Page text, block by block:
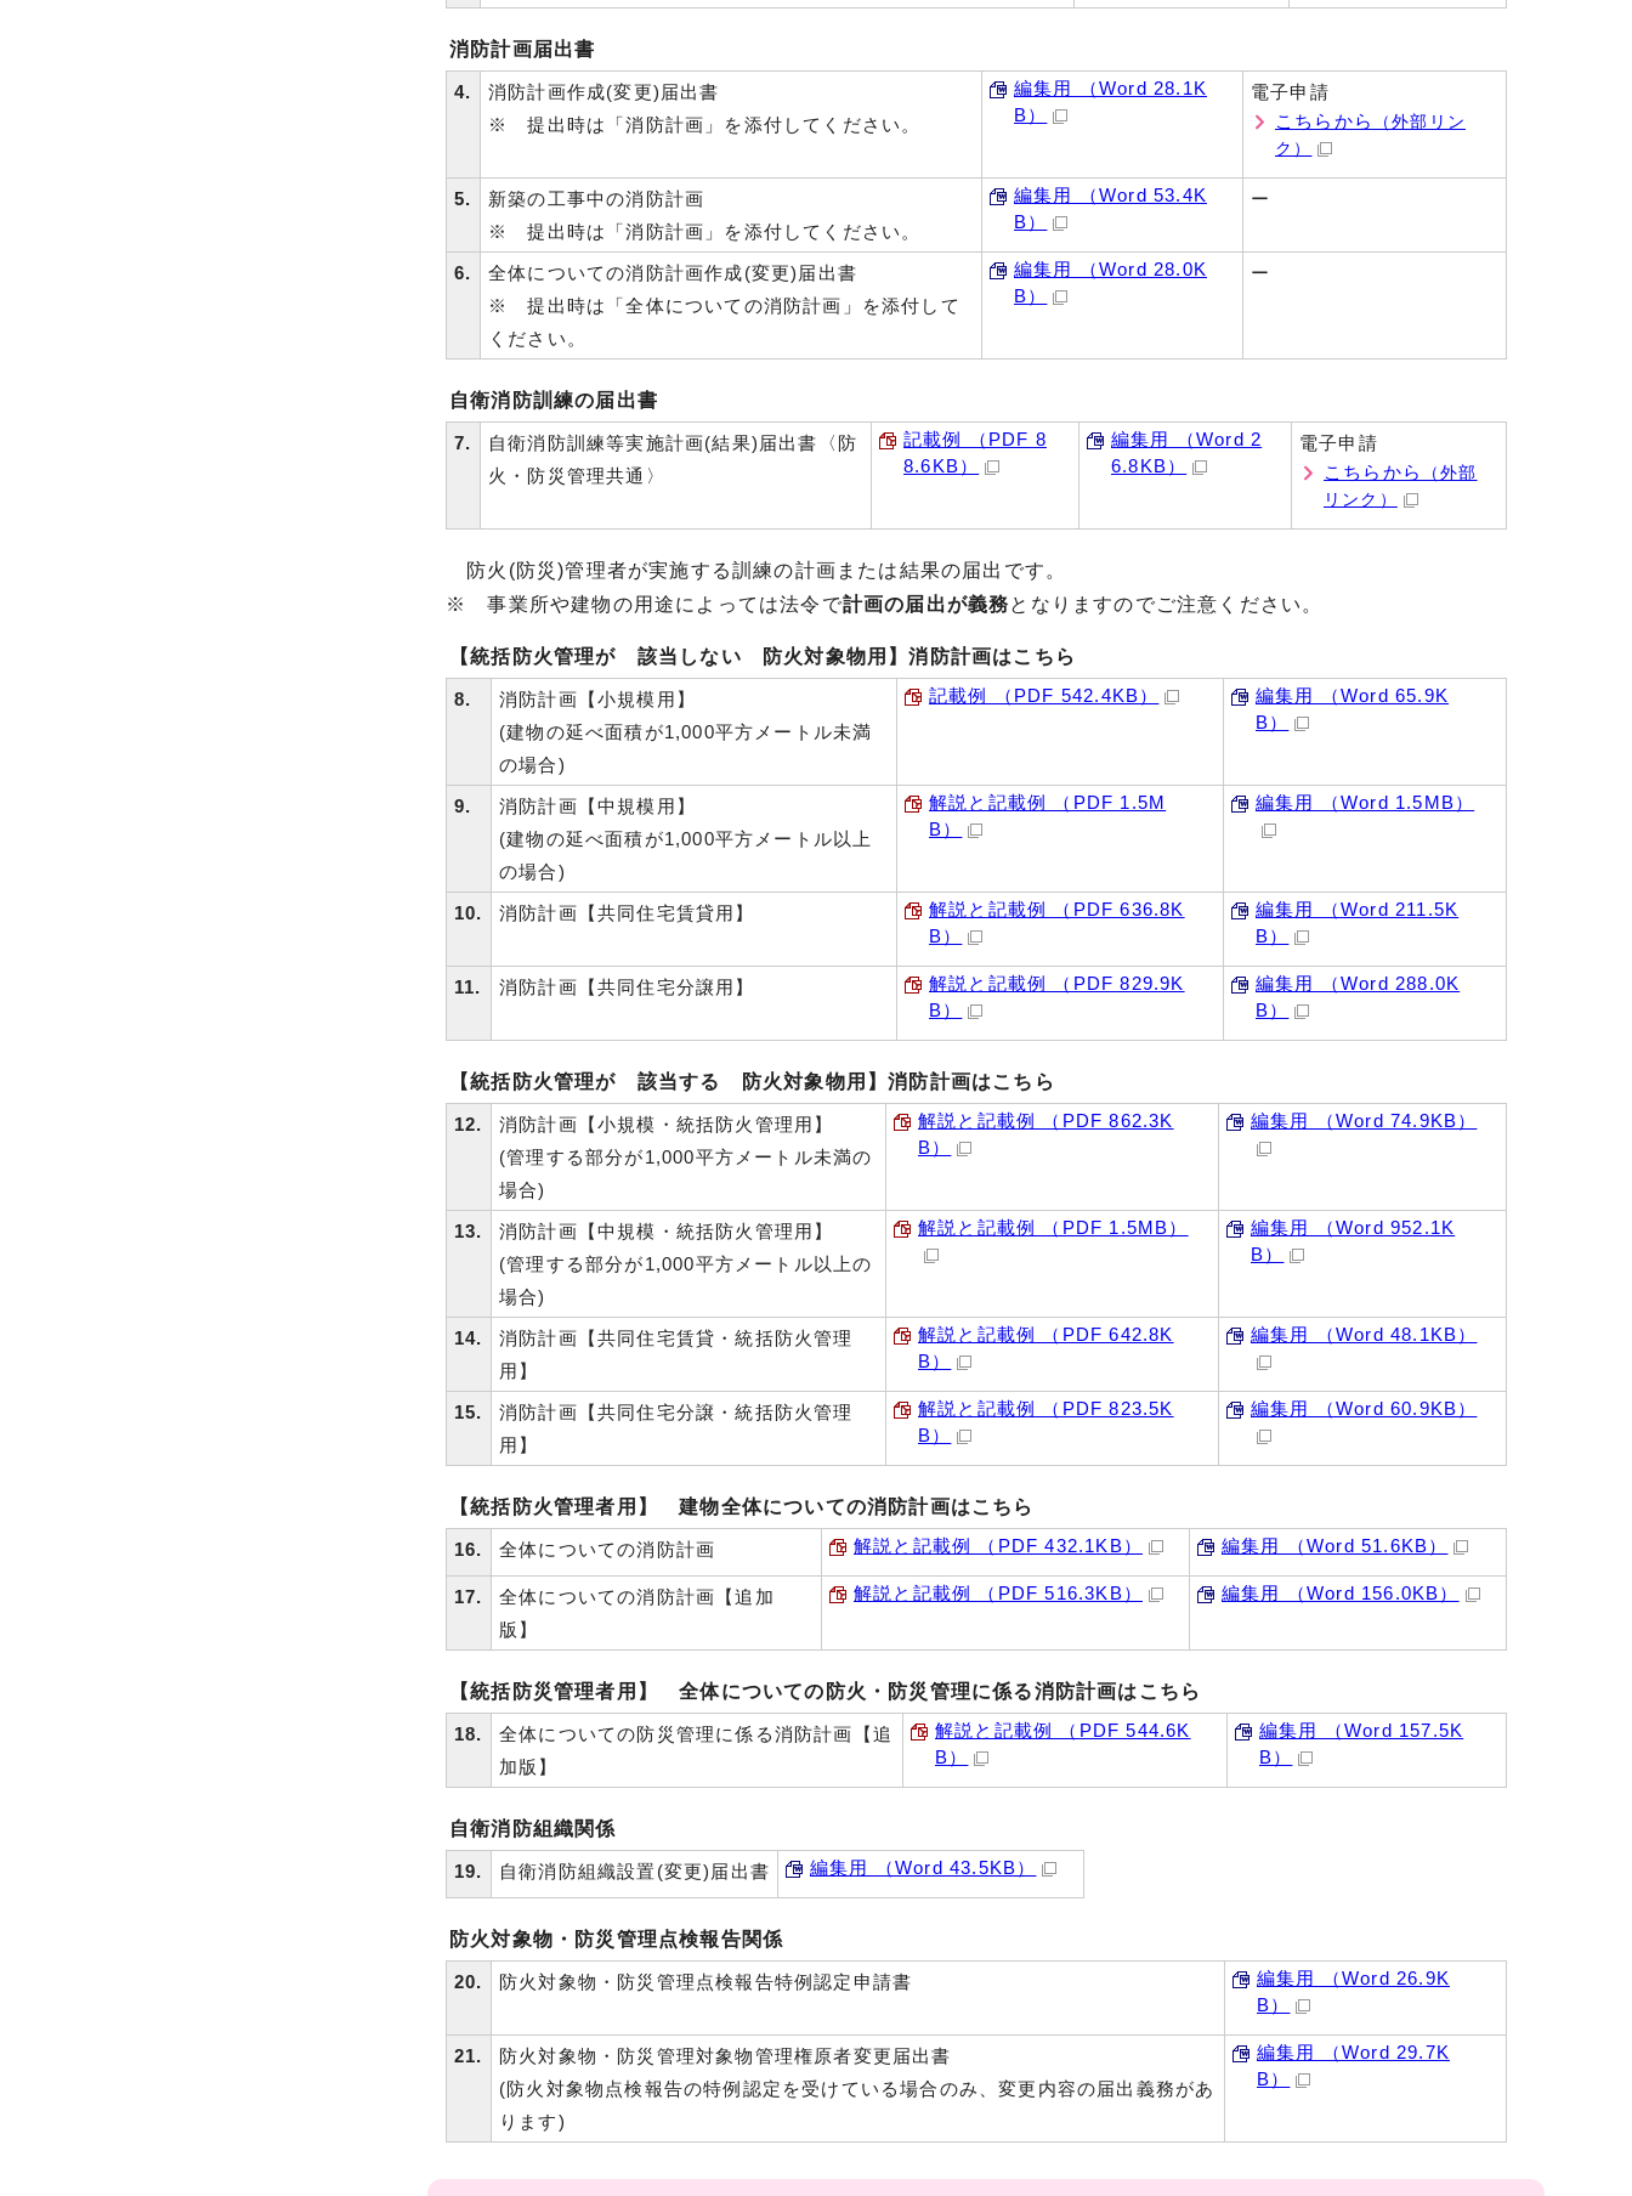
消防計画届出書
4.
消防計画作成(変更)届出書
※ 提出時は「消防計画」を添付してください。
編集用 （Word 28.1K
B）
電子申請
こちらから
（外部リン
ク）
5.
新築の工事中の消防計画
※ 提出時は「消防計画」を添付してください。
編集用 （Word 53.4K
B）
ー
6.
全体についての消防計画作成(変更)届出書
※ 提出時は「全体についての消防計画」を添付して
ください。
編集用 （Word 28.0K
B）
ー
自衛消防訓練の届出書
7.
自衛消防訓練等実施計画(結果)届出書〈防
火・防災管理共通〉
記載例 （PDF 8
8.6KB）
編集用 （Word 2
6.8KB）
電子申請
こちらから
（外部
リンク）
防火(防災)管理者が実施する訓練の計画または結果の届出です。
※ 事業所や建物の用途によっては法令で計画の届出が義務となりますのでご注意ください。
【統括防火管理が 該当しない 防火対象物用】消防計画はこちら
8.
消防計画【小規模用】
(建物の延べ面積が1,000平方メートル未満
の場合)
記載例 （PDF 542.4KB）
編集用 （Word 65.9K
B）
9.
消防計画【中規模用】
(建物の延べ面積が1,000平方メートル以上
の場合)
解説と記載例 （PDF 1.5M
B）
編集用 （Word 1.5MB）
10. 消防計画【共同住宅賃貸用】
解説と記載例 （PDF 636.8K
B）
編集用 （Word 211.5K
B）
11. 消防計画【共同住宅分譲用】
解説と記載例 （PDF 829.9K
B）
編集用 （Word 288.0K
B）
【統括防火管理が 該当する 防火対象物用】消防計画はこちら
12.
消防計画【小規模・統括防火管理用】
(管理する部分が1,000平方メートル未満の
場合)
解説と記載例 （PDF 862.3K
B）
編集用 （Word 74.9KB）
13.
消防計画【中規模・統括防火管理用】
(管理する部分が1,000平方メートル以上の
場合)
解説と記載例 （PDF 1.5MB）
編集用 （Word 952.1K
B）
14.
消防計画【共同住宅賃貸・統括防火管理
用】
解説と記載例 （PDF 642.8K
B）
編集用 （Word 48.1KB）
15.
消防計画【共同住宅分譲・統括防火管理
用】
解説と記載例 （PDF 823.5K
B）
編集用 （Word 60.9KB）
【統括防火管理者用】 建物全体についての消防計画はこちら
16. 全体についての消防計画 解説と記載例 （PDF 432.1KB） 編集用 （Word 51.6KB）
17.
全体についての消防計画【追加
版】
解説と記載例 （PDF 516.3KB） 編集用 （Word 156.0KB）
【統括防災管理者用】 全体についての防火・防災管理に係る消防計画はこちら
18.
全体についての防災管理に係る消防計画【追
加版】
解説と記載例 （PDF 544.6K
B）
編集用 （Word 157.5K
B）
自衛消防組織関係
19. 自衛消防組織設置(変更)届出書 編集用 （Word 43.5KB）
防火対象物・防災管理点検報告関係
20. 防火対象物・防災管理点検報告特例認定申請書
編集用 （Word 26.9K
B）
21.
防火対象物・防災管理対象物管理権原者変更届出書
(防火対象物点検報告の特例認定を受けている場合のみ、変更内容の届出義務があ
ります)
編集用 （Word 29.7K
B）